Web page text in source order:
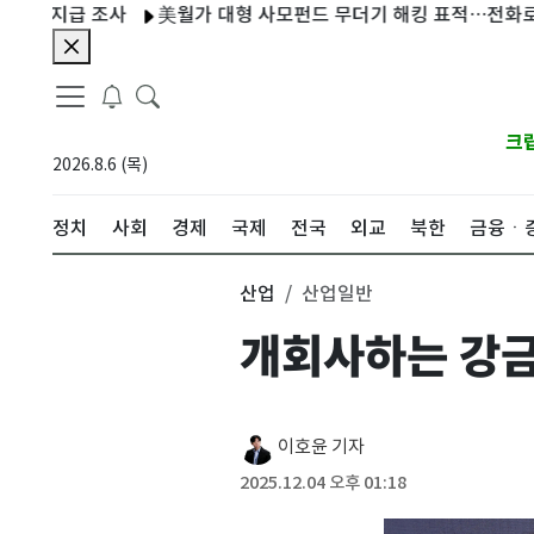
조사 美월가 대형 사모펀드 무더기 해킹 표적…전화로 IT직원
2026.8.6 (목)
크
정치 사회 경제 국제 전국 외교 북한 금융ㆍ
산업 산업일반
개회사하는 강
이호윤 기자
2025.12.04 오후 01:18